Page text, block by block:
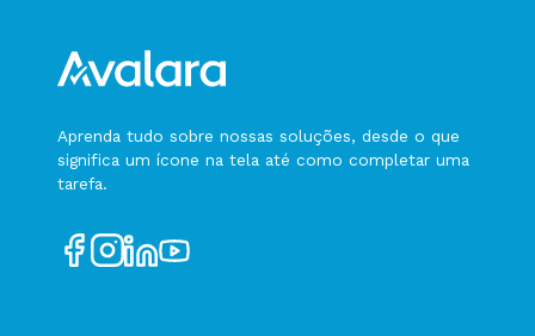
Aprenda tudo sobre nossas soluções, desde o que
significa um ícone na tela até como completar uma
tarefa.